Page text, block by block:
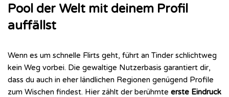
Pool der Welt mit deinem Profil
auffällst
Wenn es um schnelle Flirts geht, führt an Tinder schlichtweg
kein Weg vorbei. Die gewaltige Nutzerbasis garantiert dir,
dass du auch in eher ländlichen Regionen genügend Profile
zum Wischen findest. Hier zählt der berühmte erste Eindruck